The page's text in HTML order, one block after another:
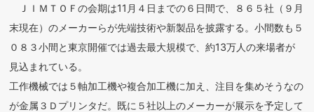
ＪＩＭＴＯＦの会期は11月４日までの６日間で、８６５社（９月
末現在）のメーカーらが先端技術や新製品を披露する。小間数も５
０８３小間と東京開催では過去最大規模で、約13万人の来場者が
見込まれている。
工作機械では５軸加工機や複合加工機に加え、注目を集めそうなの
が金属３Ｄプリンタだ。既に５社以上のメーカーが展示を予定して